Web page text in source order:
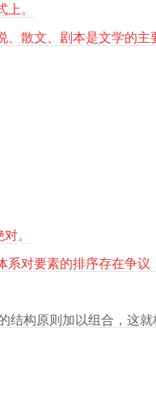
。
、散文、剧本是文学的主
。
对要素的排序存在争议
结构原则加以组合，这